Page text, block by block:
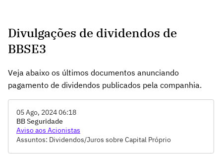
Divulgações de dividendos de
BBSE3
Veja abaixo os últimos documentos anunciando
pagamento de dividendos publicados pela companhia.
05 Ago, 2024 06:18
BB Seguridade
Aviso aos Acionistas
Assuntos: Dividendos/Juros sobre Capital Próprio